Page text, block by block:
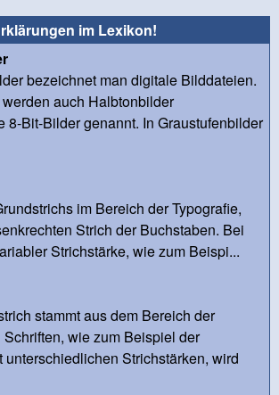
im Lexikon!
bezeichnet man digitale Bilddateien.
auch Halbtonbilder
8-Bit-Bilder genannt. In Graustufenbilder
im Bereich der Typografie,
Strich der Buchstaben. Bei
Strichstärke, wie zum Beispi...
stammt aus dem Bereich der
wie zum Beispiel der
unterschiedlichen Strichstärken, wird